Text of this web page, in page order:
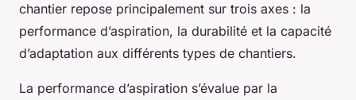
chantier repose principalement sur trois axes : la
performance d’aspiration, la durabilité et la capacité
d’adaptation aux différents types de chantiers.
La performance d’aspiration s’évalue par la